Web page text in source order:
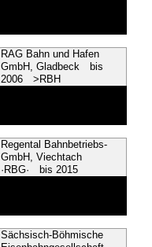
RAG Bahn und Hafen
GmbH, Gladbeck bis
2006 >RBH
Regental Bahnbetriebs-
GmbH, Viechtach
·RBG· bis 2015
Sächsisch-Böhmische